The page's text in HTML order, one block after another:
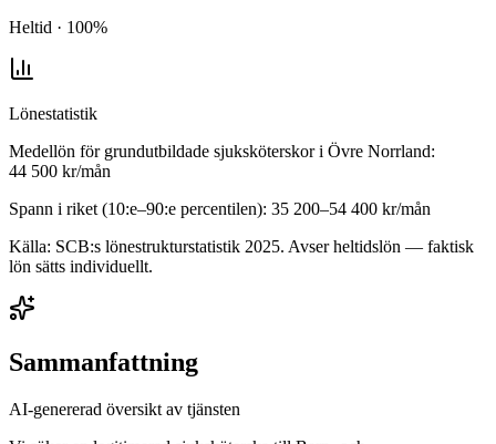
Heltid · 100%
Lönestatistik
Medellön för grundutbildade sjuksköterskori Övre Norrland:
44 500 kr/mån
Spann i riket (10:e–90:e percentilen): 35 200–54 400 kr/mån
Källa: SCB:s lönestrukturstatistik 2025. Avser heltidslön — faktisk
lön sätts individuellt.
Sammanfattning
AI-genererad översikt av tjänsten